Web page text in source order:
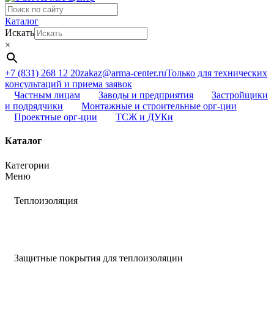
Поиск
...
Каталог
Искать
×
+7 (831) 268 12 20zakaz@arma-center.ruТолько для технических
консультаций и приема заявок
Частным лицам
Заводы и предприятия
Застройщики
и подрядчики
Монтажные и строительные орг-ции
Проектные орг-ции
ТСЖ и ДУКи
Каталог
Категории
Меню
Теплоизоляция
Защитные покрытия для теплоизоляции